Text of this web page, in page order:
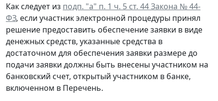
Как следует из подп. "а" п. 1 ч. 5 ст. 44 Закона № 44-
ФЗ, если участник электронной процедуры принял
решение предоставить обеспечение заявки в виде
денежных средств, указанные средства в
достаточном для обеспечения заявки размере до
подачи заявки должны быть внесены участником на
банковский счет, открытый участником в банке,
включенном в Перечень.